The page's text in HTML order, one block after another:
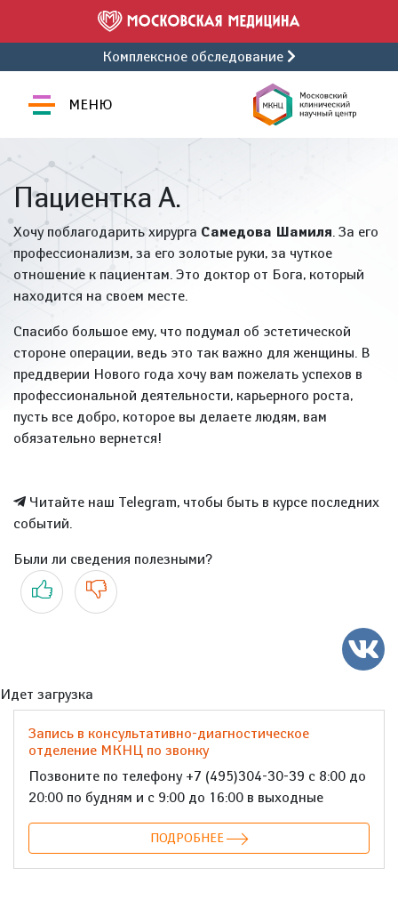
Комплексное обследование
МЕНЮ
Пациентка А.
Хочу поблагодарить хирурга Самедова Шамиля. За его
профессионализм, за его золотые руки, за чуткое
отношение к пациентам. Это доктор от Бога, который
находится на своем месте.
Спасибо большое ему, что подумал об эстетической
стороне операции, ведь это так важно для женщины. В
преддверии Нового года хочу вам пожелать успехов в
профессиональной деятельности, карьерного роста,
пусть все добро, которое вы делаете людям, вам
обязательно вернется!
Читайте наш Telegram, чтобы быть в курсе последних
событий.
Были ли сведения полезными?
Да Нет
Идет загрузка
Запись в консультативно-диагностическое
отделение МКНЦ по звонку
Позвоните по телефону +7 (495)304-30-39 с 8:00 до
20:00 по будням и с 9:00 до 16:00 в выходные
ПОДРОБНЕЕ